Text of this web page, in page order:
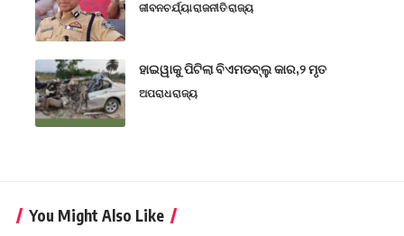
ଜୀବନଚର୍ଯ୍ୟାରାଜନୀତିରାଜ୍ୟ
ହାଇୱାକୁ ପିଟିଲା ବିଏମଡବ୍ଲୁ କାର,୨ ମୃତ
ଅପରାଧରାଜ୍ୟ
You Might Also Like